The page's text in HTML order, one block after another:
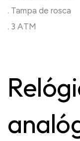
. Tampa de rosca
. 3 ATM